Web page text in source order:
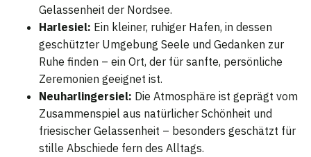
Gelassenheit der Nordsee.
Harlesiel: Ein kleiner, ruhiger Hafen, in dessen
geschützter Umgebung Seele und Gedanken zur
Ruhe finden – ein Ort, der für sanfte, persönliche
Zeremonien geeignet ist.
Neuharlingersiel: Die Atmosphäre ist geprägt vom
Zusammenspiel aus natürlicher Schönheit und
friesischer Gelassenheit – besonders geschätzt für
stille Abschiede fern des Alltags.